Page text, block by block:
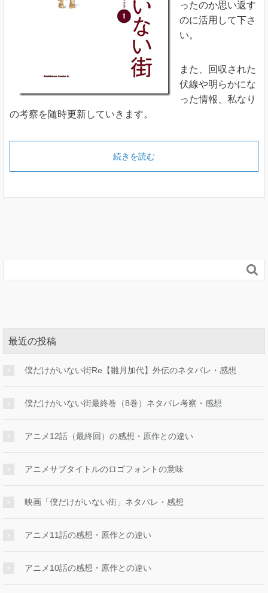
ったのか思い返す
のに活用して下さ
い。
また、回収された
伏線や明らかにな
った情報、私なり
の考察を随時更新していきます。
続きを読む

最近の投稿
僕だけがいない街Re【雛月加代】外伝のネタバレ・感想
僕だけがいない街最終巻（8巻）ネタバレ考察・感想
アニメ12話（最終回）の感想・原作との違い
アニメサブタイトルのロゴフォントの意味
映画「僕だけがいない街」ネタバレ・感想
アニメ11話の感想・原作との違い
アニメ10話の感想・原作との違い